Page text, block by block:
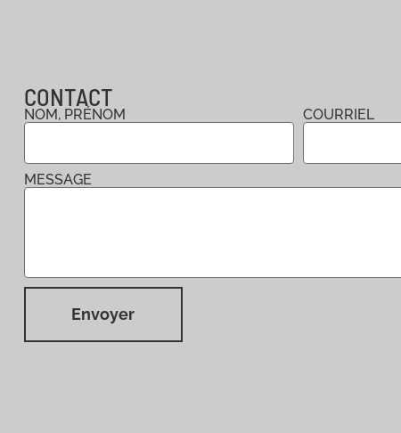
CONTACT
NOM, PRÉNOM COURRIEL
MESSAGE
Envoyer